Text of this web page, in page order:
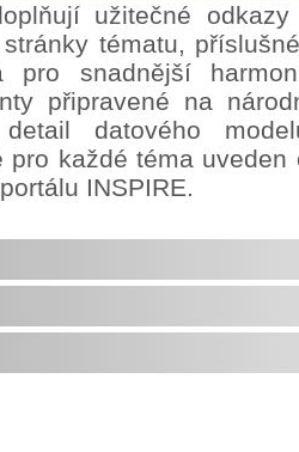
užitečné
tématu,
pro snadnější
připravené na
datového
pro každé téma
INSPIRE.